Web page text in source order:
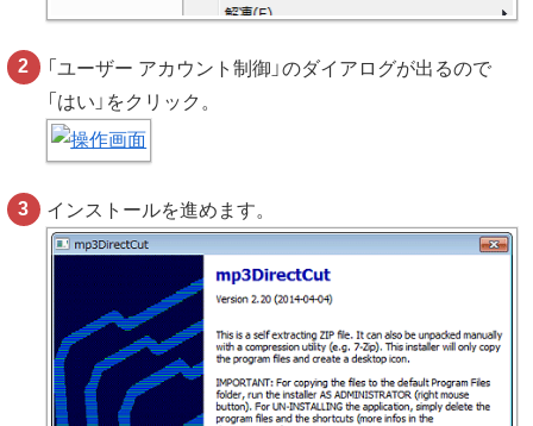
「ユーザー アカウント制御」のダイアログが出るので
「はい」をクリック。
インストールを進めます。